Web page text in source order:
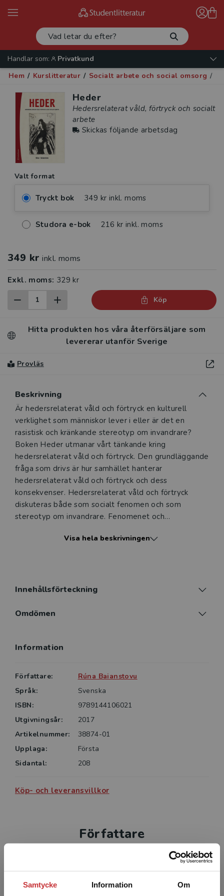
Samtycke Information Om
Handlar som:
Privatkund
Hem / Kurslitteratur / Socialt arbete och social omsorg /
Heder
Hedersrelaterat våld, förtryck och socialt
arbete
Skickas följande arbetsdag
Valt format
Tryckt bok 349 kr inkl. moms
Studora e-bok 216 kr inkl. moms
349 kr inkl. moms
Exkl. moms: 329 kr
Köp
Hitta produkten hos våra återförsäljare som
levererar utanför Sverige
Provläs
Beskrivning
Beskrivning
Är hedersrelaterat våld och förtryck en kulturell
verklighet som människor lever i eller är det en
rasistisk och kränkande stereotyp om invandrare?
Boken Heder utmanar vårt tänkande kring
hedersrelaterat våld och förtryck. Den grundläggande
fråga som drivs är hur samhället hanterar
hedersrelaterat våld och förtryck och dess
konsekvenser. Hedersrelaterat våld och förtryck
diskuteras både som socialt fenomen och som
stereotyp om invandrare. Fenomenet och
därmed våra möjligheter att leva tillsammans i ett
Visa hela beskrivningen
Innehållsförteckning
Omdömen
Information
Författare:
Rúna Baianstovu
Språk:
Svenska
ISBN:
9789144106021
Utgivningsår:
2017
Artikelnummer:
38874-01
Upplaga:
Första
Sidantal:
208
Köp- och leveransvillkor
Författare